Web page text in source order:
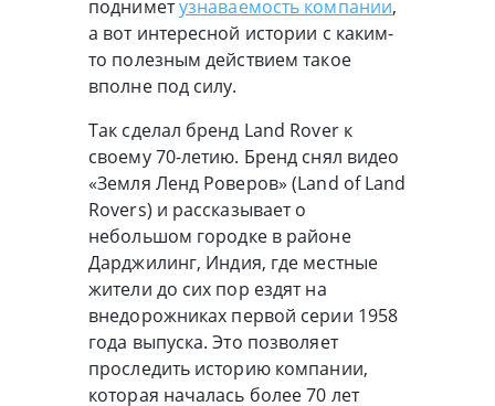
подниметузнаваемость компании,
а вот интересной истории с каким-
то полезным действием такое
вполне под силу.
Так сделал бренд Land Rover к
своему 70-летию. Бренд снял видео
«Земля Ленд Роверов» (Land of Land
Rovers) и рассказывает о
небольшом городке в районе
Дарджилинг, Индия, где местные
жители до сих пор ездят на
внедорожниках первой серии 1958
года выпуска. Это позволяет
проследить историю компании,
которая началась более 70 лет